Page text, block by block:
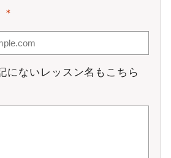
月会費等が社会・経済情勢の変動に
た場合、変更することができるもの
＊
にないレッスン名もこちら